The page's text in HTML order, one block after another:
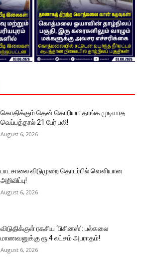
கொதிக்கும் தென் கொரியா: தாங்க முடியாத
வெப்பத்தால் 21 பேர் பலி!
August 6, 2026
பாடசாலை விடுமுறை தொடர்பில் வௌியான
அறிவிப்பு!
August 6, 2026
விடுதிக்குள் ரகசிய ‘பிசினஸ்’: பல்கலை
மாணவனுக்கு ரூ.4 லட்சம் அபராதம்!
August 6, 2026